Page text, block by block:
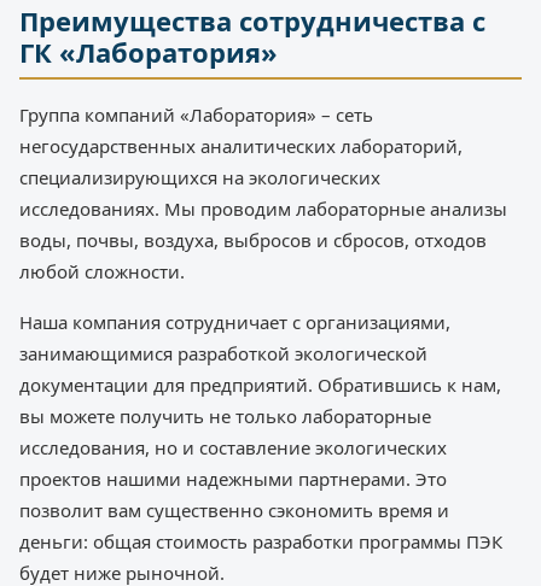
Преимущества сотрудничества с
ГК «Лаборатория»
Группа компаний «Лаборатория» – сеть
негосударственных аналитических лабораторий,
специализирующихся на экологических
исследованиях. Мы проводим лабораторные анализы
воды, почвы, воздуха, выбросов и сбросов, отходов
любой сложности.
Наша компания сотрудничает с организациями,
занимающимися разработкой экологической
документации для предприятий. Обратившись к нам,
вы можете получить не только лабораторные
исследования, но и составление экологических
проектов нашими надежными партнерами. Это
позволит вам существенно сэкономить время и
деньги: общая стоимость разработки программы ПЭК
будет ниже рыночной.